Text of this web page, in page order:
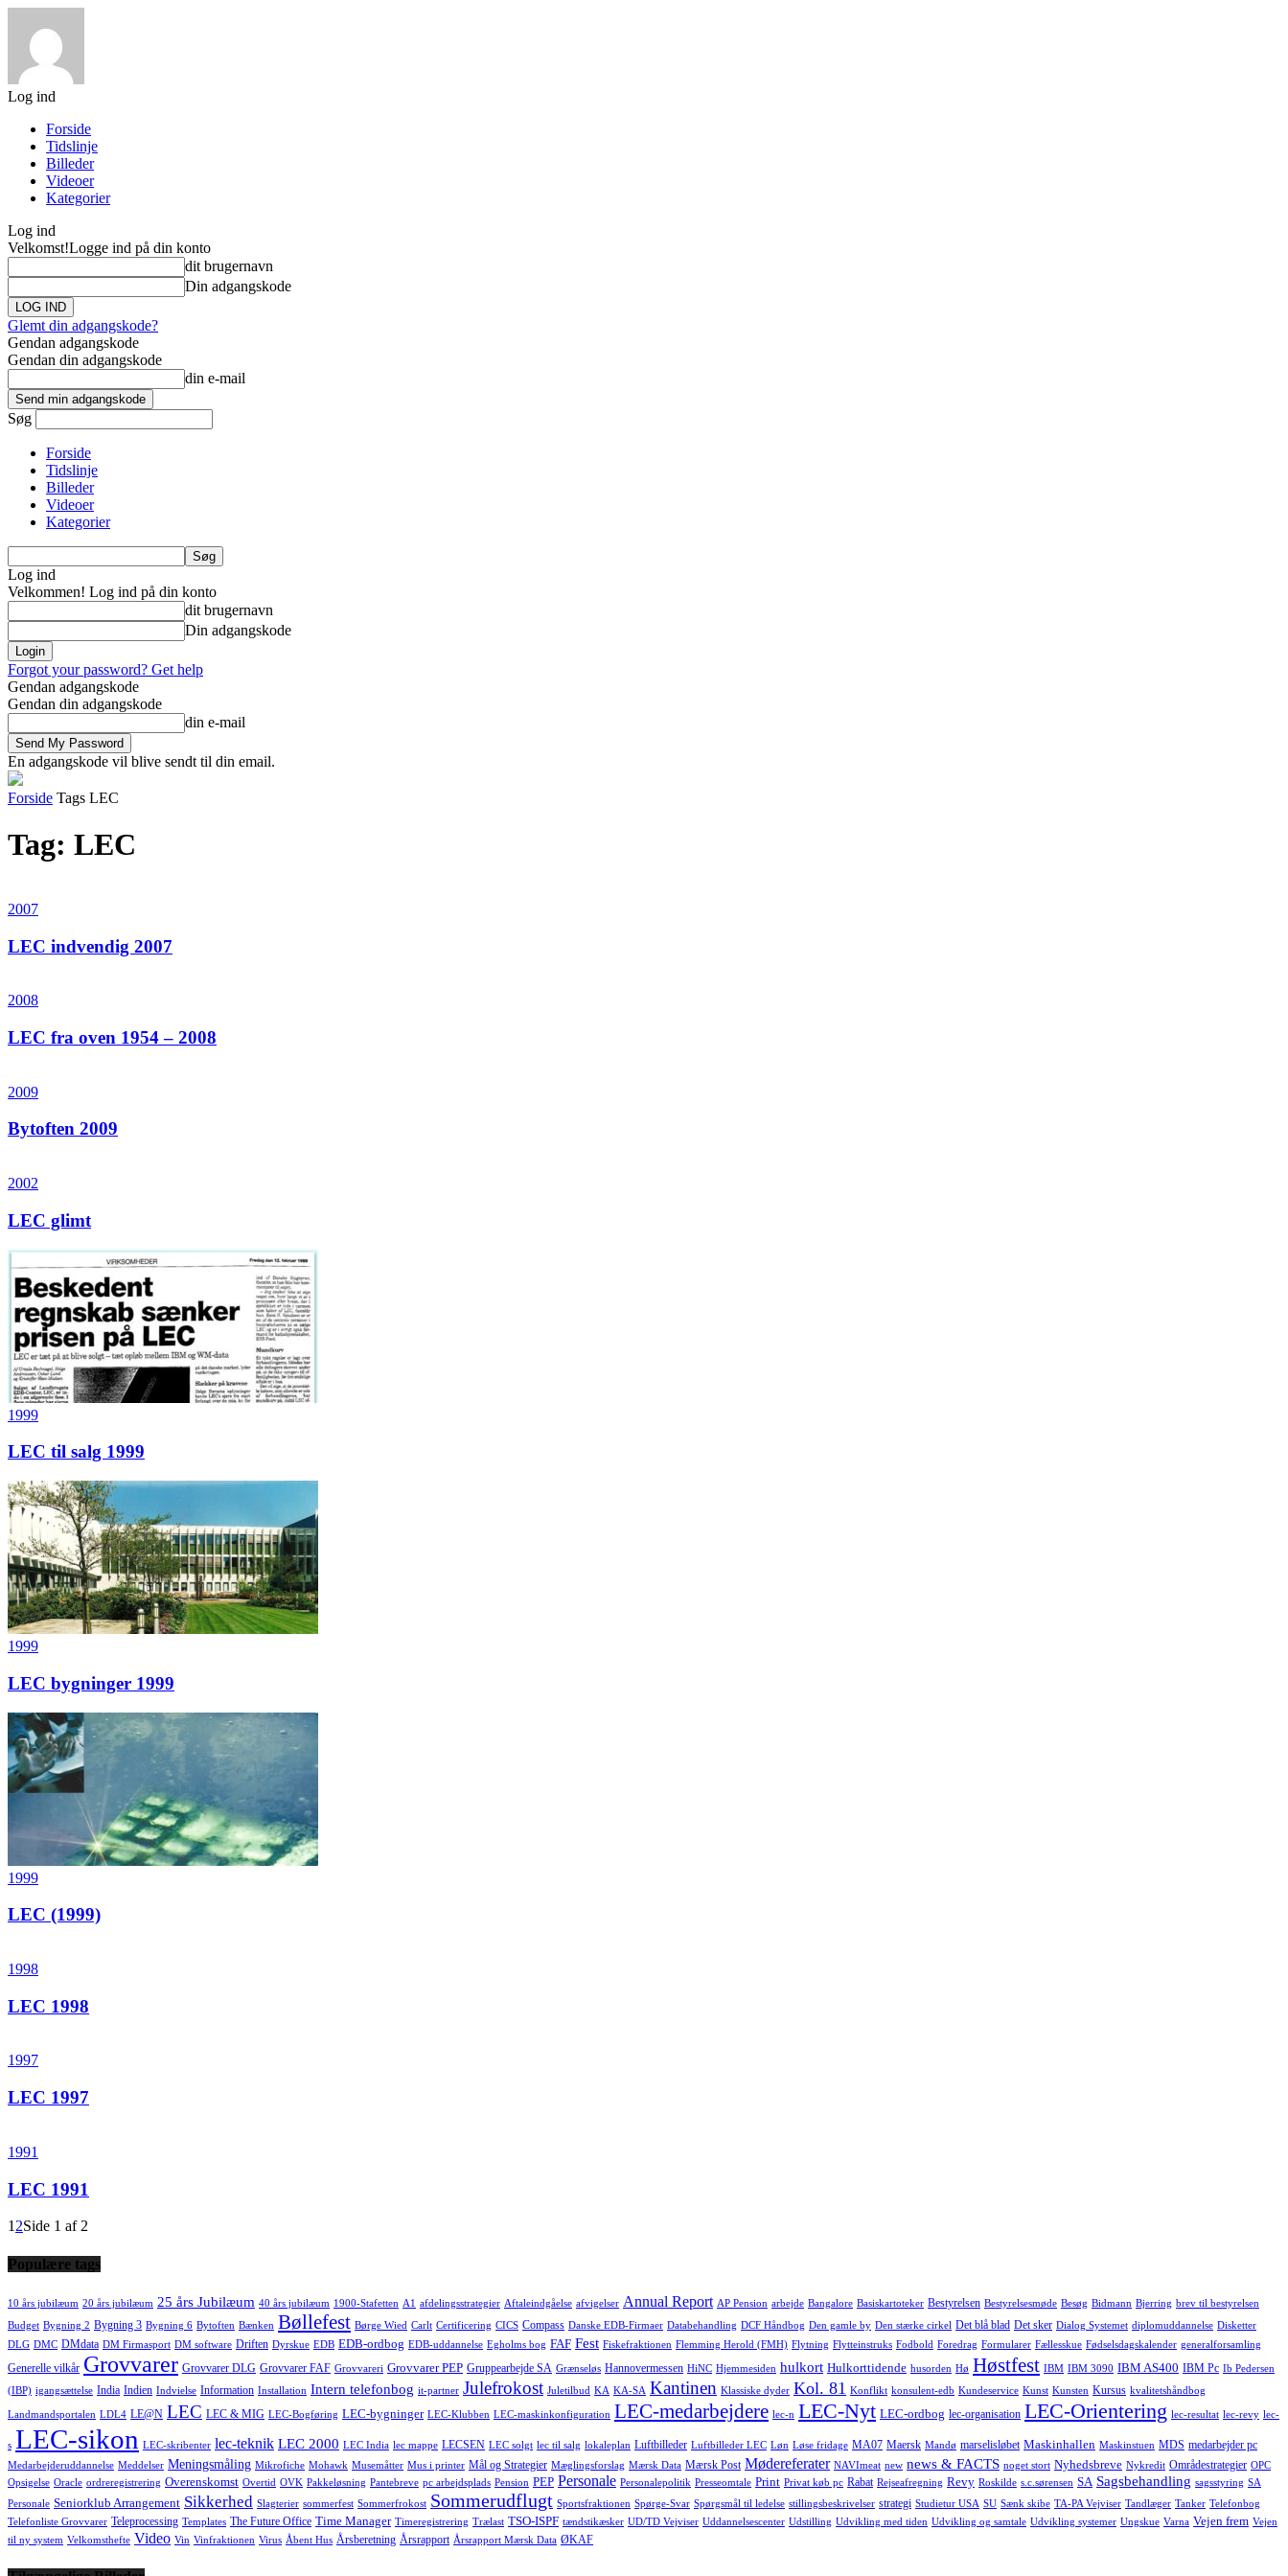
Log ind
Forside
Tidslinje
Billeder
Videoer
Kategorier
Log ind
Velkomst!Logge ind på din konto
dit brugernavn
Din adgangskode
Glemt din adgangskode?
Gendan adgangskode
Gendan din adgangskode
din e-mail
Søg
Forside
Tidslinje
Billeder
Videoer
Kategorier
Log ind
Velkommen! Log ind på din konto
dit brugernavn
Din adgangskode
Forgot your password? Get help
Gendan adgangskode
Gendan din adgangskode
din e-mail
En adgangskode vil blive sendt til din email.
Forside Tags LEC
Tag: LEC
2007
LEC indvendig 2007
2008
LEC fra oven 1954 – 2008
2009
Bytoften 2009
2002
LEC glimt
1999
LEC til salg 1999
1999
LEC bygninger 1999
1999
LEC (1999)
1998
LEC 1998
1997
LEC 1997
1991
LEC 1991
1 2Side 1 af 2
Populære tags
10 års jubilæum 20 års jubilæum 25 års Jubilæum 40 års jubilæum 1900-Stafetten A1 afdelingsstrategier Aftaleindgåelse afvigelser Annual Report AP Pension arbejde Bangalore Basiskartoteker Bestyrelsen Bestyrelsesmøde Besøg Bidmann Bjerring brev til bestyrelsen
Budget Bygning 2 Bygning 3 Bygning 6 Bytoften Bænken Bøllefest Børge Wied Carlt Certificering CICS Compass Danske EDB-Firmaer Databehandling DCF Håndbog Den gamle by Den stærke cirkel Det blå blad Det sker Dialog Systemet diplomuddannelse Disketter
DLG DMC DMdata DM Firmasport DM software Driften Dyrskue EDB EDB-ordbog EDB-uddannelse Egholms bog FAF Fest Fiskefraktionen Flemming Herold (FMH) Flytning Flytteinstruks Fodbold Foredrag Formularer Fællesskue Fødselsdagskalender generalforsamling
Generelle vilkår Grovvarer Grovvarer DLG Grovvarer FAF Grovvareri Grovvarer PEP Gruppearbejde SA Grænseløs Hannovermessen HiNC Hjemmesiden hulkort Hulkorttidende husorden Hø Høstfest IBM IBM 3090 IBM AS400 IBM Pc Ib Pedersen
(IBP) igangsættelse India Indien Indvielse Information Installation Intern telefonbog it-partner Julefrokost Juletilbud KA KA-SA Kantinen Klassiske dyder Kol. 81 Konflikt konsulent-edb Kundeservice Kunst Kunsten Kursus kvalitetshåndbog
Landmandsportalen LDL4 LE@N LEC LEC & MIG LEC-Bogføring LEC-bygninger LEC-Klubben LEC-maskinkonfiguration LEC-medarbejdere lec-n LEC-Nyt LEC-ordbog lec-organisation LEC-Orientering lec-resultat lec-revy lec-
s LEC-sikon LEC-skribenter lec-teknik LEC 2000 LEC India lec mappe LECSEN LEC solgt lec til salg lokaleplan Luftbilleder Luftbilleder LEC Løn Løse fridage MA07 Maersk Mandø marselisløbet Maskinhallen Maskinstuen MDS medarbejder pc
Medarbejderuddannelse Meddelser Meningsmåling Mikrofiche Mohawk Musemåtter Mus i printer Mål og Strategier Mæglingsforslag Mærsk Data Mærsk Post Mødereferater NAVImeat new news & FACTS noget stort Nyhedsbreve Nykredit Områdestrategier OPC
Opsigelse Oracle ordreregistrering Overenskomst Overtid OVK Pakkeløsning Pantebreve pc arbejdsplads Pension PEP Personale Personalepolitik Presseomtale Print Privat køb pc Rabat Rejseafregning Revy Roskilde s.c.sørensen SA Sagsbehandling sagsstyring SA
Personale Seniorklub Arrangement Sikkerhed Slagterier sommerfest Sommerfrokost Sommerudflugt Sportsfraktionen Spørge-Svar Spørgsmål til ledelse stillingsbeskrivelser strategi Studietur USA SU Sænk skibe TA-PA Vejviser Tandlæger Tanker Telefonbog
Telefonliste Grovvarer Teleprocessing Templates The Future Office Time Manager Timeregistrering Trælast TSO-ISPF tændstikæsker UD/TD Vejviser Uddannelsescenter Udstilling Udvikling med tiden Udvikling og samtale Udvikling systemer Ungskue Varna Vejen frem Vejen
til ny system Velkomsthefte Video Vin Vinfraktionen Virus Åbent Hus Årsberetning Årsrapport Årsrapport Mærsk Data ØKAF